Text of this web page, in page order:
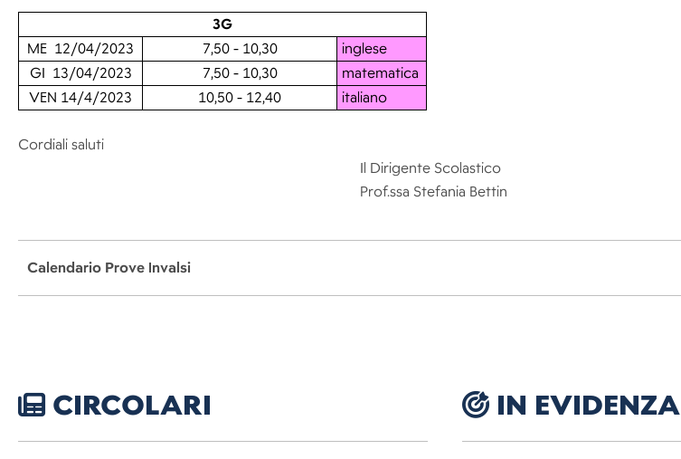
3G
ME 12/04/2023
7,50 - 10,30
inglese
GI 13/04/2023
7,50 - 10,30
matematica
VEN 14/4/2023
10,50 - 12,40 italiano
Cordiali saluti
Il Dirigente Scolastico
Prof.ssa Stefania Bettin
Calendario Prove Invalsi
CIRCOLARI IN EVIDENZA